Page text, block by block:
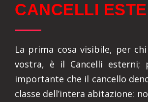
CANCELLI
La prima cosa visibile, per
vostra, è il Cancelli esterni;
importante che il cancello
classe dell’intera abitazione: